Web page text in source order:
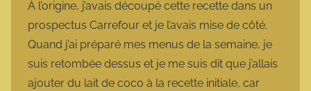
À l’origine, j’avais découpé cette recette dans un
prospectus Carrefour et je l’avais mise de côté.
Quand j’ai préparé mes menus de la semaine, je
suis retombée dessus et je me suis dit que j’allais
ajouter du lait de coco à la recette initiale, car